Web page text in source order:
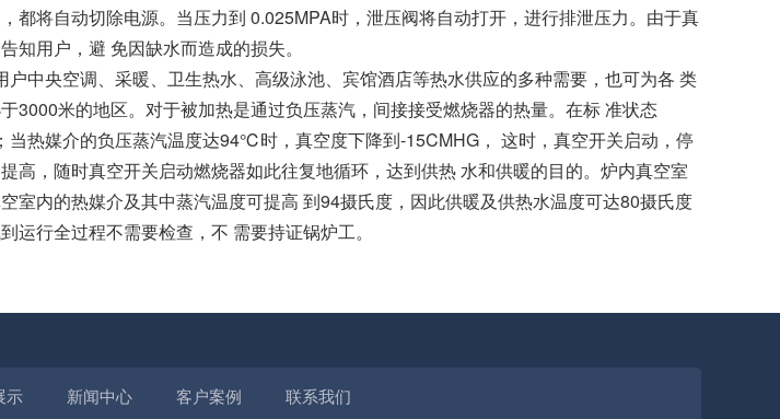
将自动切除电源。当压力到 0.025MPA时，泄压阀将自动打开，进行排泄压力。由于真
用户，避 免因缺水而造成的损失。
中央空调、采暖、卫生热水、高级泳池、宾馆酒店等热水供应的多种需要，也可为各 类
米的地区。对于被加热是通过负压蒸汽，间接接受燃烧器的热量。在标 准状态
热媒介的负压蒸汽温度达94℃时，真空度下降到-15CMHG， 这时，真空开关启动，停
，随时真空开关启动燃烧器如此往复地循环，达到供热 水和供暖的目的。炉内真空室
内的热媒介及其中蒸汽温度可提高 到94摄氏度，因此供暖及供热水温度可达80摄氏度
行全过程不需要检查，不 需要持证锅炉工。
示 新闻中心 客户案例 联系我们